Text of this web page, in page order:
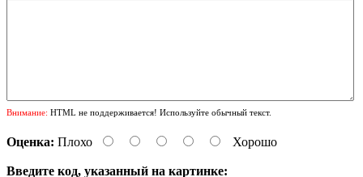
Внимание: HTML не поддерживается! Используйте обычный текст.
Оценка: Плохо Хорошо
Введите код, указанный на картинке: